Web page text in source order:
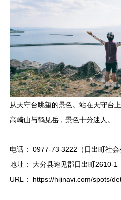
从天守台眺望的景色。站在天守台
高崎山与鹤见岳，景色十分迷人。
电话： 0977-73-3222（日出町社会
地址： 大分县速见郡日出町2610-1
URL： https://hijinavi.com/spots/